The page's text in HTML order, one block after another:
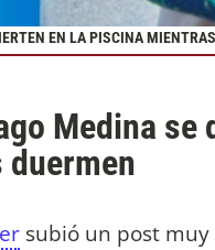
EN LA PISCINA
Medina
subió un post